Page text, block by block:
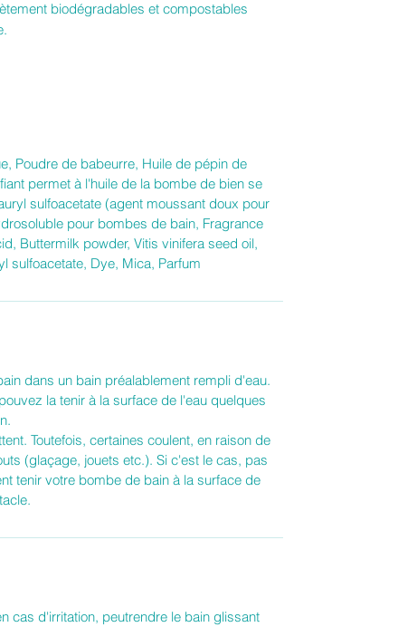
biodégradables et compostables
Poudre de babeurre, Huile de pépin de
permet à l'huile de la bombe de bien se
sulfoacetate (agent moussant doux pour
pour bombes de bain, Fragrance
Buttermilk powder, Vitis vinifera seed oil,
sulfoacetate, Dye, Mica, Parfum
dans un bain préalablement rempli d'eau.
la tenir à la surface de l'eau quelques
Toutefois, certaines coulent, en raison de
(glaçage, jouets etc.). Si c'est le cas, pas
tenir votre bombe de bain à la surface de
cas d'irritation, peutrendre le bain glissant